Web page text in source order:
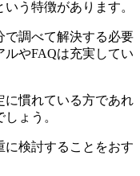
う特徴があります。
で調べて解決する必要
やFAQは充実してい
に慣れている方であれ
ょう。
検討することをおす